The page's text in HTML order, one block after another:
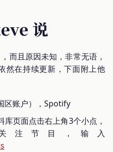
说
而且原因未知，非常无语，
然在持续更新，下面附上他
区账户），Spotify
页面点击右上角3个小点，
注节目，输入